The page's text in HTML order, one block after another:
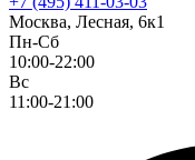
Москва, Лесная, 6к1
Пн-Сб
10:00-22:00
Вс
11:00-21:00